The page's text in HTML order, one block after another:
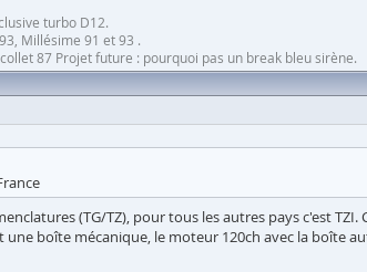
turbo D12.
Millésime 91 et 93 .
87 Projet future : pourquoi pas un break bleu sirène.
(TG/TZ), pour tous les autres pays c'est
boîte mécanique, le moteur 120ch avec la boîte